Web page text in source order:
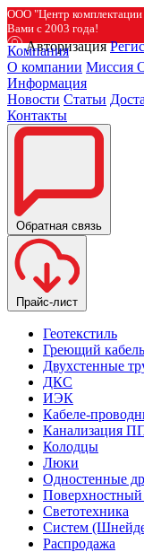
ООО "Центр комплектации
Вами с 2003 года!
Авторизация
Компания
О компании Миссия
Информация
Новости Статьи
Контакты
Обратная связь
Прайс-лист
Геотекстиль
Греющий кабель
Двухстенные
ДКС
ИЭК
Кабеле-
Канализация
Колодцы
Люки
Одностенные
Поверхностный
Светотехника
Систем
Распродажа